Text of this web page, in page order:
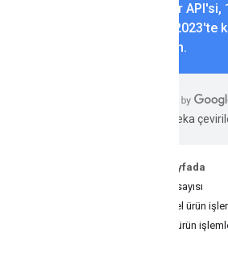
İşlemler
Mayıs 2023'te
göz atın.
Yapay zeka
Bu sayfada
İşlem sayısı
Fiziksel ürün
Dijital ürün